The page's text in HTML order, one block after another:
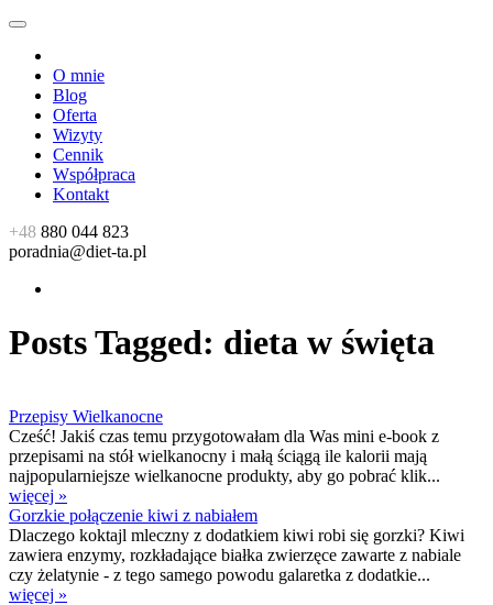
O mnie
Blog
Oferta
Wizyty
Cennik
Współpraca
Kontakt
+48 880 044 823
poradnia@diet-ta.pl
Posts Tagged: dieta w święta
Przepisy Wielkanocne
Cześć! Jakiś czas temu przygotowałam dla Was mini e-book z
przepisami na stół wielkanocny i małą ściągą ile kalorii mają
najpopularniejsze wielkanocne produkty, aby go pobrać klik...
więcej »
Gorzkie połączenie kiwi z nabiałem
Dlaczego koktajl mleczny z dodatkiem kiwi robi się gorzki? Kiwi
zawiera enzymy, rozkładające białka zwierzęce zawarte z nabiale
czy żelatynie - z tego samego powodu galaretka z dodatkie...
więcej »